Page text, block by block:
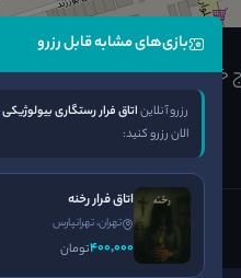
پنجم(نوروزی)پلاک ۶ واحد ۲۰
بازی‌های مشابه قابل رزرو
رزرو آنلایناتاق فرار رستگاری بیولوژیکی
الان رزرو کنید:
اتاق فرار رخنه
تهران، تهرانپارس
400٬000تومان